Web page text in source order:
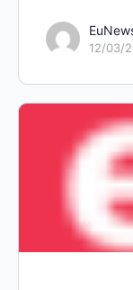
12/03/